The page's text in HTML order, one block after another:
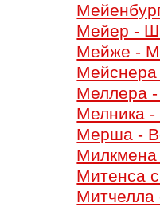
Мейер -
Мейже -
Меллера -
Мелника
Мерша -
Милкмена
Митенса
Митчелла